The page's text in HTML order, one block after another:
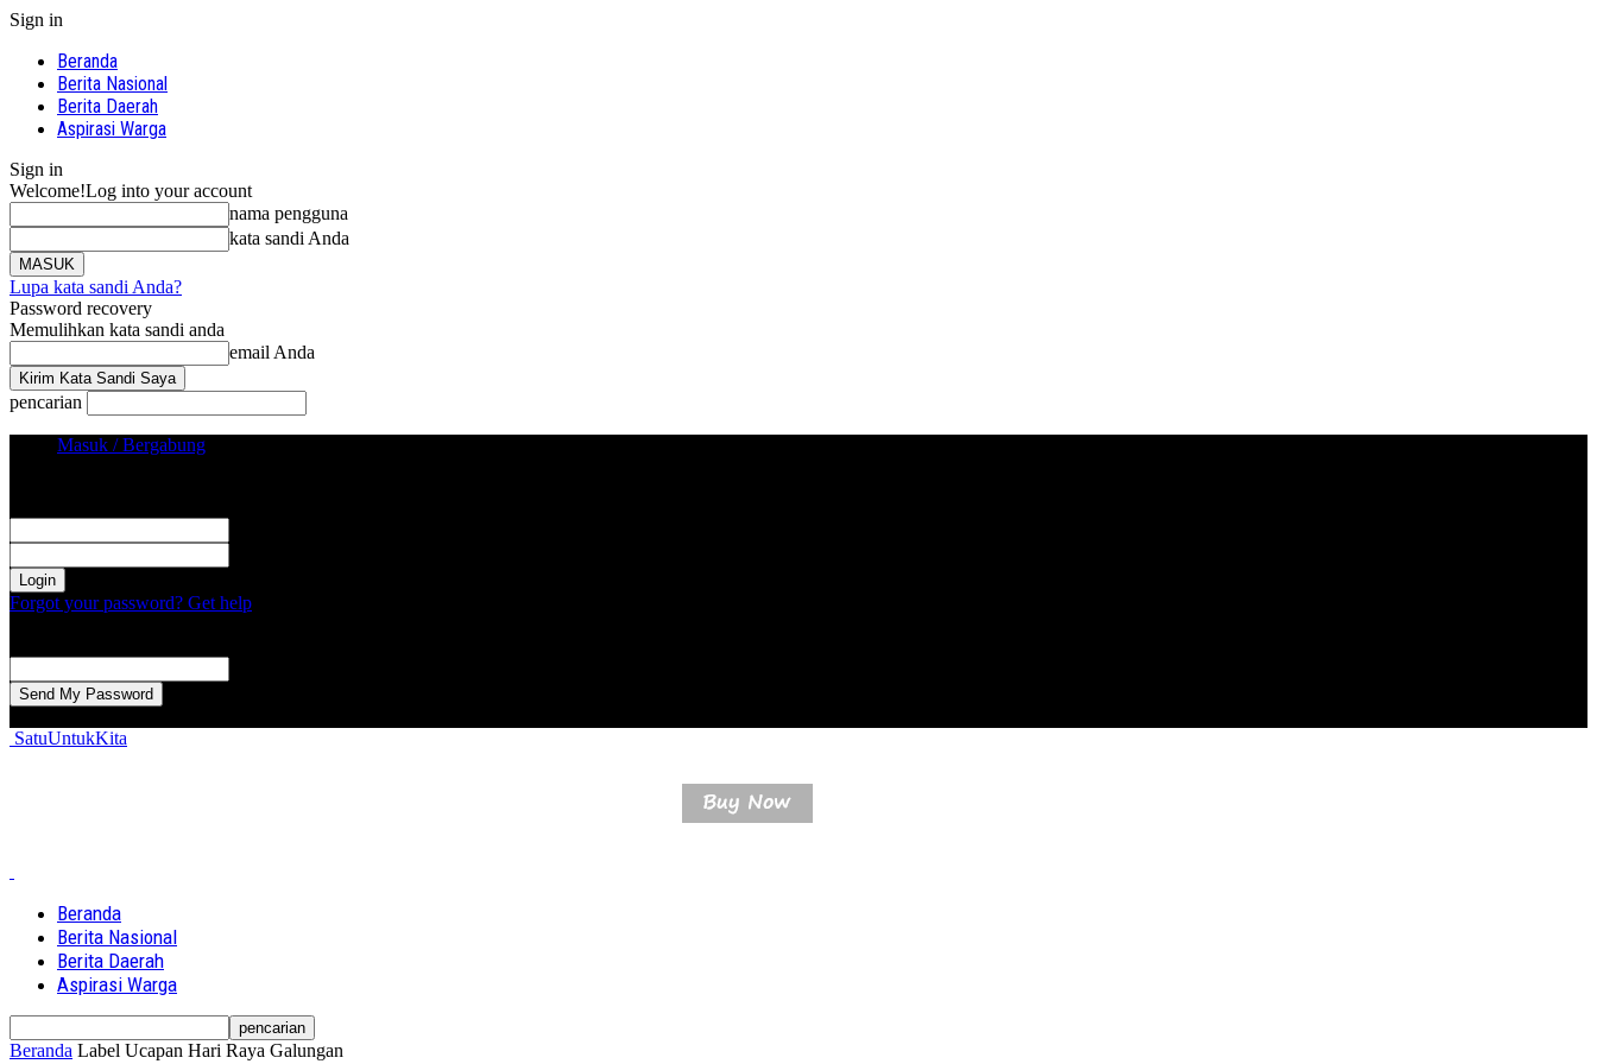
Sign in
Beranda
Berita Nasional
Berita Daerah
Aspirasi Warga
Sign in
Welcome!Log into your account
nama pengguna
kata sandi Anda
Lupa kata sandi Anda?
Password recovery
Memulihkan kata sandi anda
email Anda
pencarian
Masuk / Bergabung
Forgot your password? Get help
SatuUntukKita
Beranda
Berita Nasional
Berita Daerah
Aspirasi Warga
Beranda Label Ucapan Hari Raya Galungan